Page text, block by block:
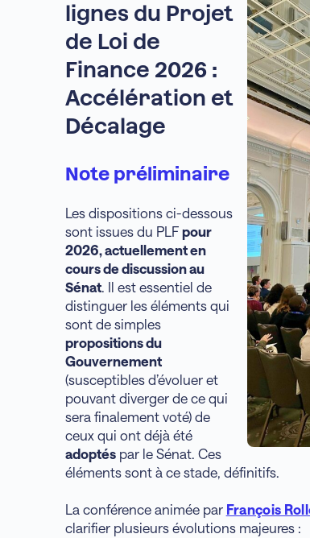
lignes du Projet
de Loi de
Finance 2026 :
Accélération et
Décalage
Note préliminaire
Les dispositions ci-dessous
sont issues du PLF pour
2026, actuellement en
cours de discussion au
Sénat. Il est essentiel de
distinguer les éléments qui
sont de simples
propositions du
Gouvernement
(susceptibles d’évoluer et
pouvant diverger de ce qui
sera finalement voté) de
ceux qui ont déjà été
adoptéspar le Sénat. Ces
éléments sont à ce stade, définitifs.
La conférence animée par François
clarifier plusieurs évolutions majeures :